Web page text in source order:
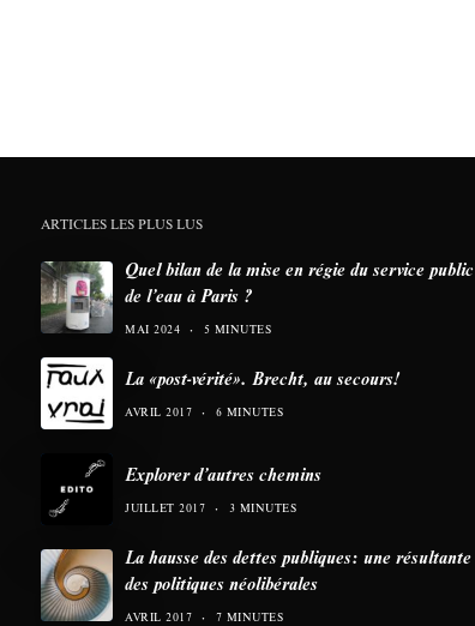
ARTICLES LES PLUS LUS
Quel bilan de la mise en régie du service public
de l’eau à Paris ?
MAI 2024 5 MINUTES
La «post-vérité». Brecht, au secours!
AVRIL 2017 6 MINUTES
Explorer d’autres chemins
JUILLET 2017 3 MINUTES
La hausse des dettes publiques: une résultante
des politiques néolibérales
AVRIL 2017 7 MINUTES